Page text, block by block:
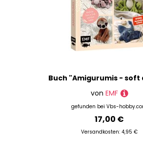
von EMF
gefunden bei Vbs-
17,00 €
Versandkosten: 4,95 €